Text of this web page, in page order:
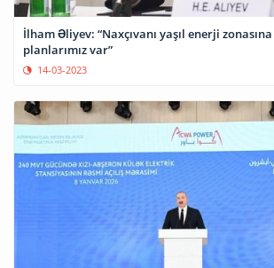
İlham Əliyev: “Naxçıvanı yaşıl enerji
planlarımız var”
14-03-2023